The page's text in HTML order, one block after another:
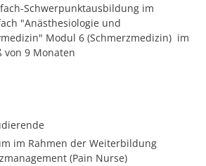
Schwerpunktausbildung im
"Anästhesiologie und
Modul 6 (Schmerzmedizin) im
von 9 Monaten
im Rahmen der Weiterbildung
(Pain Nurse)